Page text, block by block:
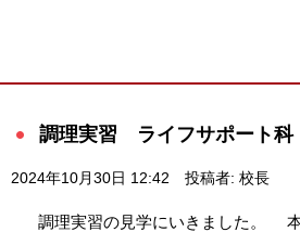
調理実習 ライフサポート
2024年10月30日 12:42 投稿者: 校長
調理実習の見学にいきました。 本